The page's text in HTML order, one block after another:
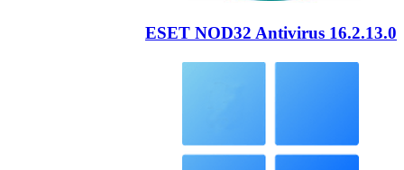
ESET NOD32 Antivirus 16.2.13.0